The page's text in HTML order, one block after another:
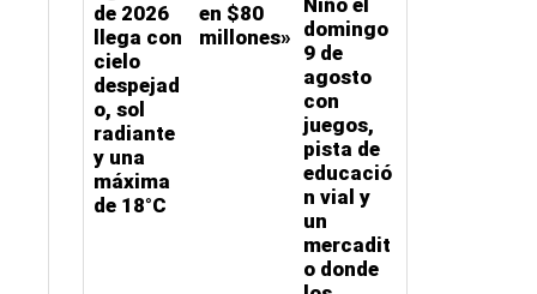
de 2026
llega con
cielo
despejad
o, sol
radiante
y una
máxima
de 18°C
en $80
millones»
Niño el
domingo
9 de
agosto
con
juegos,
pista de
educació
n vial y
un
mercadit
o donde